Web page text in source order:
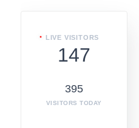
LIVE VISITORS
147
395
VISITORS TODAY